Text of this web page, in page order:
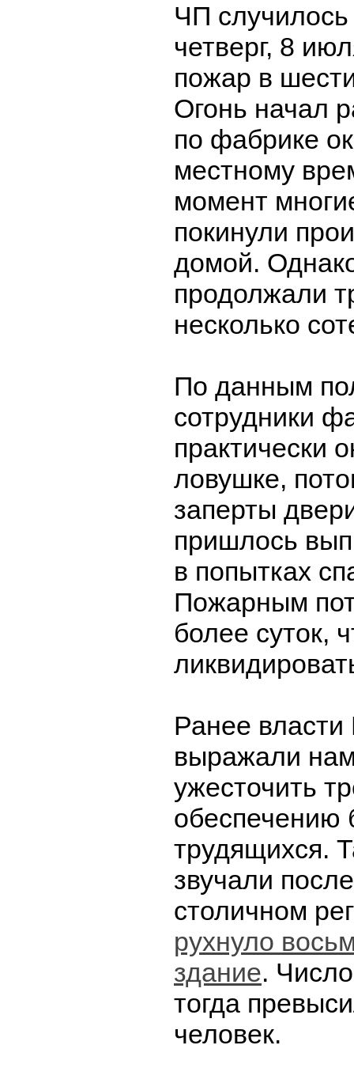
ЧП
четверг, 8
пожар в
Огонь начал
по фабрике
местному
момент
покинули
домой.
продолжали
несколько
По данным
сотрудники
практически
ловушке,
заперты
пришлось
в попытках
Пожарным
более суток,
Ранее
выражали
ужесточить
обеспечению
трудящихся.
звучали
столичном
рухнуло
здание.
тогда
человек.